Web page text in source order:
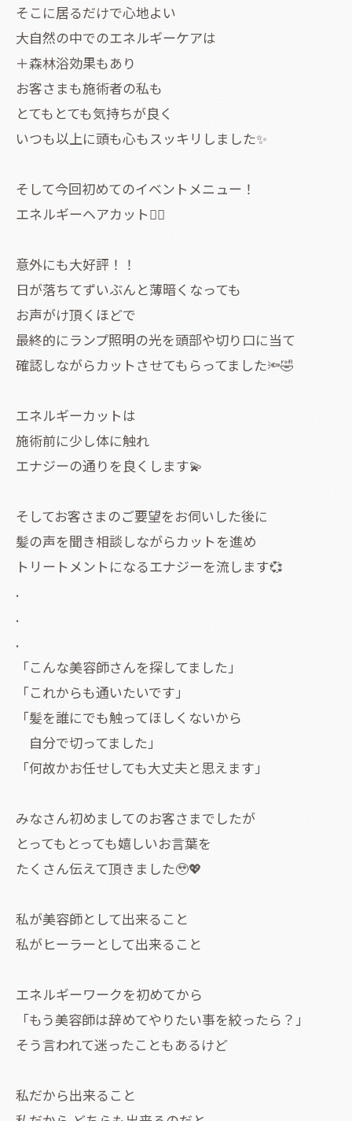
そこに居るだけで心地よい
大自然の中でのエネルギーケアは
＋森林浴効果もあり
お客さまも施術者の私も
とてもとても気持ちが良く
いつも以上に頭も心もスッキリしました✨
そして今回初めてのイベントメニュー！
エネルギーヘアカット❤️‍🔥
意外にも大好評！！
日が落ちてずいぶんと薄暗くなっても
お声がけ頂くほどで
最終的にランプ照明の光を頭部や切り口に当て
確認しながらカットさせてもらってました🔦🤣
エネルギーカットは
施術前に少し体に触れ
エナジーの通りを良くします💫
そしてお客さまのご要望をお伺いした後に
髪の声を聞き相談しながらカットを進め
トリートメントになるエナジーを流します💞
.
.
.
「こんな美容師さんを探してました」
「これからも通いたいです」
「髪を誰にでも触ってほしくないから
自分で切ってました」
「何故かお任せしても大丈夫と思えます」
みなさん初めましてのお客さまでしたが
とってもとっても嬉しいお言葉を
たくさん伝えて頂きました🥹💖
私が美容師として出来ること
私がヒーラーとして出来ること
エネルギーワークを初めてから
「もう美容師は辞めてやりたい事を絞ったら？」
そう言われて迷ったこともあるけど
私だから出来ること